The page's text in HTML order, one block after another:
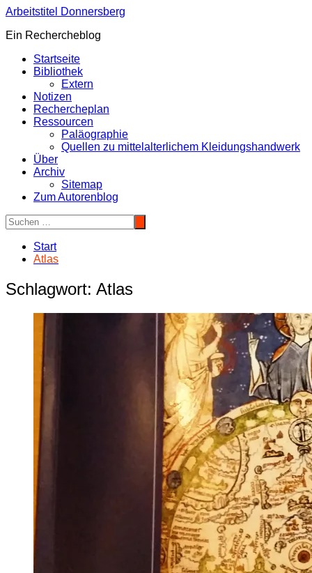
Zum
springen
Arbeitstitel Donnersberg
Ein Rechercheblog
Startseite
Bibliothek
Extern
Notizen
Rechercheplan
Ressourcen
Paläographie
Quellen zu mittelalterlichem Kleidungshandwerk
Über
Archiv
Sitemap
Zum Autorenblog
Start
Atlas
Schlagwort: Atlas